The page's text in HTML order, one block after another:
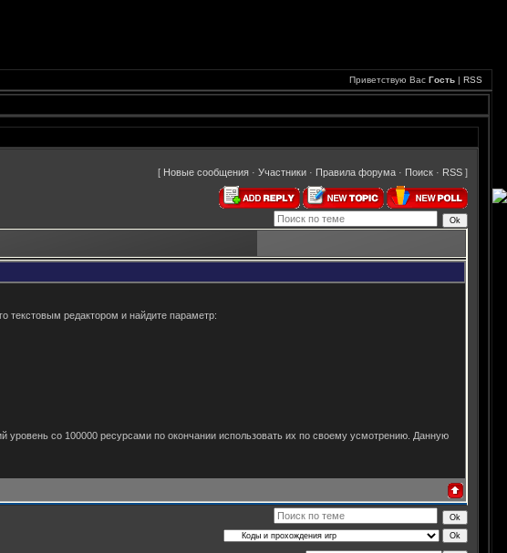
Приветствую Вас Гость | RSS
[ Новые сообщения · Участники · Правила форума · Поиск · RSS ]
текстовым редактором и найдите параметр:
со 100000 ресурсами по окончании использовать их по своему усмотрению. Данную